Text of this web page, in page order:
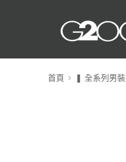
首頁 ❚ 全系列男裝